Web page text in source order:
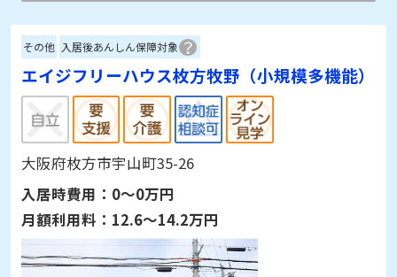
その他 入居後あんしん保障対象
エイジフリーハウス枚方牧野（小規模多機能）
大阪府枚方市宇山町35-26
入居時費用： 0～0万円
月額利用料： 12.6～14.2万円